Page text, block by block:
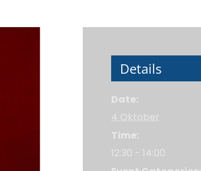
Details
Date:
4 Oktober
Time:
12:30 - 14:00